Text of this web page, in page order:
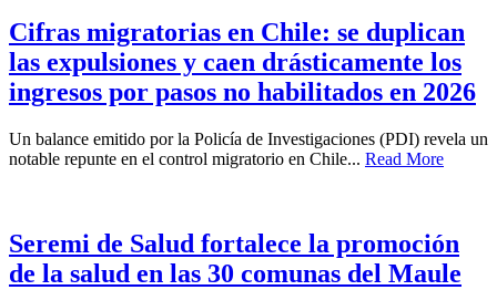
Cifras migratorias en Chile: se duplican
las expulsiones y caen drásticamente los
ingresos por pasos no habilitados en 2026
Un balance emitido por la Policía de Investigaciones (PDI) revela un
notable repunte en el control migratorio en Chile... Read More
Seremi de Salud fortalece la promoción
de la salud en las 30 comunas del Maule